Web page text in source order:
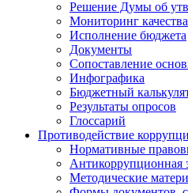
Решение Думы об
Мониторинг
Исполнение бюджета
Документы
Сопоставление
Инфографика
Бюджетный
Результаты опросов
Глоссарий
Противодействие
Нормативные
Антикоррупционная
Методические